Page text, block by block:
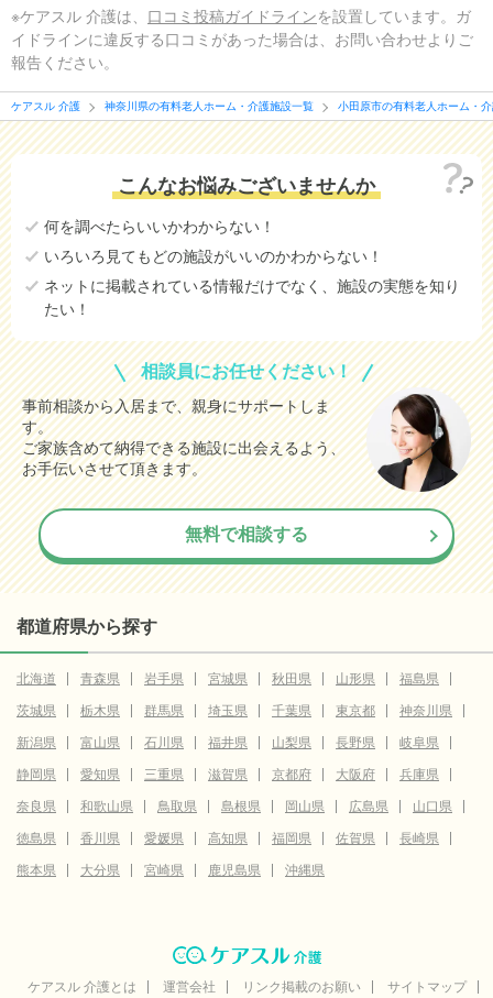
※ケアスル 介護は、 口コミ投稿ガイドラインを設置しています。ガ
イドラインに違反する口コミがあった場合は、お問い合わせよりご
報告ください。
ケアスル 介護 神奈川県の有料老人ホーム・介護施設一覧 小田原市の有料老人ホーム・
こんなお悩みございませんか
何を調べたらいいかわからない！
いろいろ見てもどの施設がいいのかわからない！
ネットに掲載されている情報だけでなく、施設の実態を知り
たい！
相談員にお任せください！
事前相談から入居まで、親身にサポートしま
す。
ご家族含めて納得できる施設に出会えるよう、
お手伝いさせて頂きます。
無料で相談する
都道府県から探す
北海道 青森県 岩手県 宮城県 秋田県 山形県
福島県
茨城県
栃木県 群馬県 埼玉県 千葉県 東京都
神奈川県
新潟県
富山県 石川県 福井県 山梨県 長野県
岐阜県
静岡県
愛知県 三重県 滋賀県 京都府 大阪府
兵庫県
奈良県
和歌山県 鳥取県 島根県 岡山県 広島県
山口県
徳島県
香川県 愛媛県 高知県 福岡県 佐賀県
長崎県
熊本県
大分県 宮崎県 鹿児島県 沖縄県
ケアスル 介護とは 運営会社 リンク掲載のお願い サイトマップ